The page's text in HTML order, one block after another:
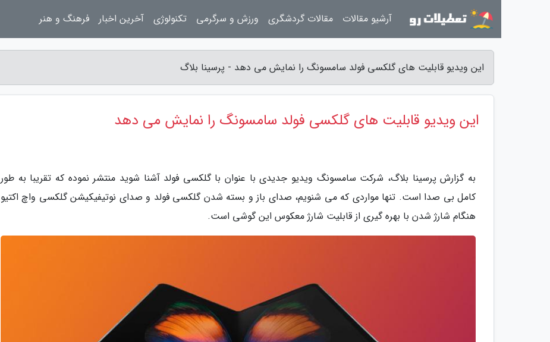
این ویدیو قابلیت های گلکسی فولد سامسونگ را نمایش می دهد - پرسینا بلاگ
این ویدیو قابلیت های گلکسی فولد سامسونگ را نمایش می دهد
به گزارش پرسینا بلاگ، شرکت سامسونگ ویدیو جدیدی با عنوان با گلکسی فولد آشنا شوید منتشر نموده که تقریبا به طور
کامل بی صدا است. تنها مواردی که می شنویم، صدای باز و بسته شدن گلکسی فولد و صدای نوتیفیکیشن گلکسی واچ اکتیو
هنگام شارژ شدن با بهره گیری از قابلیت شارژ معکوس این گوشی است.
آرشیو مقالات مقالات گردشگری ورزش و سرگرمی تکنولوژی آخرین اخبار فرهنگ و هنر